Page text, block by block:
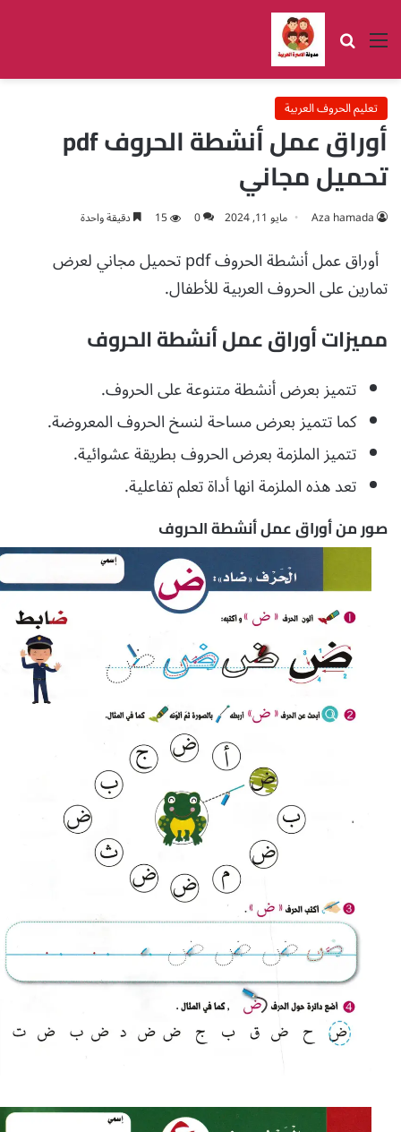
القائمة بحث عن
تعليم الحروف العربية
أوراق عمل أنشطة الحروف pdf
تحميل مجاني
Aza hamada مايو 11, 2024 0
15 دقيقة واحدة
أوراق عمل أنشطة الحروف pdf تحميل مجاني لعرض
تمارين على الحروف العربية للأطفال.
مميزات أوراق عمل أنشطة الحروف
تتميز بعرض أنشطة متنوعة على الحروف.
كما تتميز بعرض مساحة لنسخ الحروف المعروضة.
تتميز الملزمة بعرض الحروف بطريقة عشوائية.
تعد هذه الملزمة انها أداة تعلم تفاعلية.
صور من أوراق عمل أنشطة الحروف